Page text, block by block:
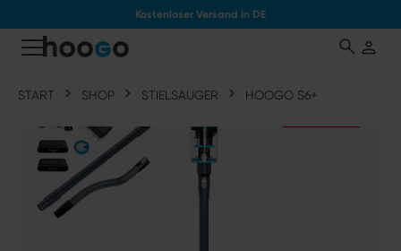
Kostenloser Versand in DE
START SHOP STIELSAUGER HOOGO S6+